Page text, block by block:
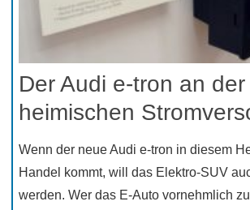
Der Audi e-tron an der
heimischen
Wenn der neue Audi e-tron in diesem
Handel kommt, will das Elektro-SUV
werden. Wer das E-Auto vornehmlich